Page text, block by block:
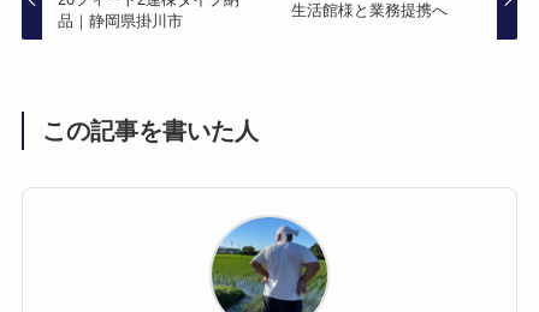
品｜静岡県掛川市
生活館様と業務提携へ
この記事を書いた人